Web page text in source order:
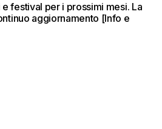
festival per i prossimi mesi. La
aggiornamento [Info e